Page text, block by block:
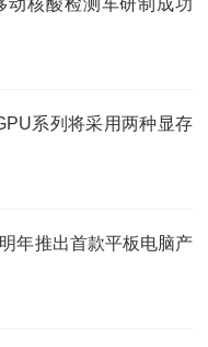
系列将采用两种显存
年推出首款平板电脑产